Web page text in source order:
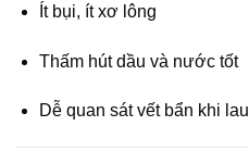
Ít bụi, ít xơ lông
Thấm hút dầu và nước tốt
Dễ quan sát vết bẩn khi lau